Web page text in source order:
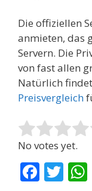
Die offiziellen
anmieten, das
Servern. Die
von fast allen
Natürlich
Preisvergleich
Rate this item:
No votes yet.
F T